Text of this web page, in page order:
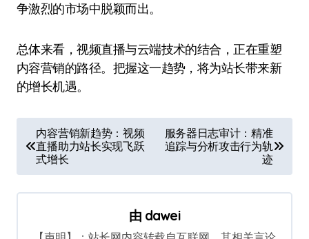
争激烈的市场中脱颖而出。
总体来看，视频直播与云端技术的结合，正在重塑
内容营销的路径。把握这一趋势，将为站长带来新
的增长机遇。
章
导
航
内容营销新趋势：视频
直播助力站长实现飞跃
式增长
服务器日志审计：精准
追踪与分析攻击行为轨
迹
由 dawei